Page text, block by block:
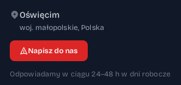
Oświęcim
woj. małopolskie, 32-600
Polska
Napisz do nas
Odpowiadamy w ciągu 24–48 h w dni robocze